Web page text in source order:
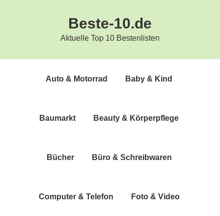
Beste-10.de
Aktuelle Top 10 Bestenlisten
Auto & Motorrad Baby & Kind
Bau­markt Beau­ty & Körperpflege
Bücher Büro & Schreibwaren
Com­pu­ter & Telefon Foto & Video